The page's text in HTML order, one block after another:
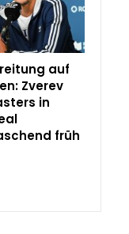
auf
Zverev
in
früh